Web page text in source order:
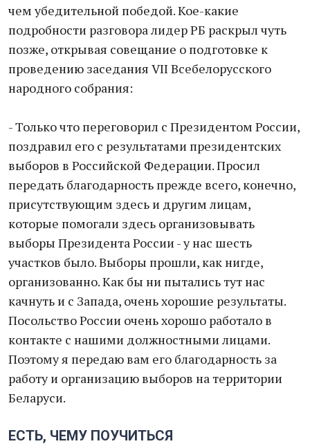
чем убедительной победой. Кое-какие
подробности разговора лидер РБ раскрыл чуть
позже, открывая совещание о подготовке к
проведению заседания VII Всебелорусского
народного собрания:
- Только что переговорил с Президентом России,
поздравил его с результатами президентских
выборов в Российской Федерации. Просил
передать благодарность прежде всего, конечно,
присутствующим здесь и другим лицам,
которые помогали здесь организовывать
выборы Президента России - у нас шесть
участков было. Выборы прошли, как нигде,
организованно. Как бы ни пытались тут нас
качнуть и с Запада, очень хорошие результаты.
Посольство России очень хорошо работало в
контакте с нашими должностными лицами.
Поэтому я передаю вам его благодарность за
работу и организацию выборов на территории
Беларуси.
ЕСТЬ, ЧЕМУ ПОУЧИТЬСЯ